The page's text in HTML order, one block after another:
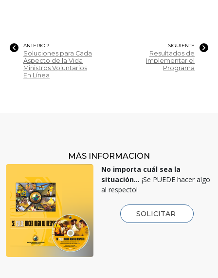
ANTERIOR
Soluciones para Cada
Aspecto de la Vida
Ministros Voluntarios
En Línea
SIGUIENTE
Resultados de
Implementar el
Programa
MÁS INFORMACIÓN
No importa cuál sea la
situación... ¡Se PUEDE hacer algo
al respecto!
SOLICITAR